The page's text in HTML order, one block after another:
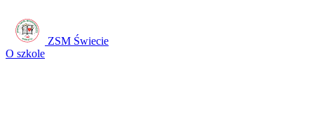
ZSM Świecie
O szkole